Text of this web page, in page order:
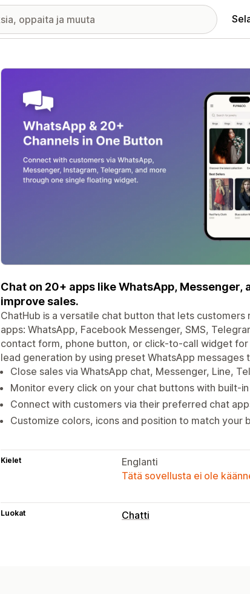
Esittelykuvagalleria
Chat on 20+ apps like WhatsApp,
improve sales.
ChatHub is a versatile chat button that lets
apps: WhatsApp, Facebook Messenger, SMS,
contact form, phone button, or click-to-call widget
lead generation by using preset WhatsApp
Close sales via WhatsApp chat, Messenger, Line,
Monitor every click on your chat buttons with built-
Connect with customers via their preferred chat
Customize colors, icons and position to match your
Kielet
Englanti
Tätä sovellusta ei ole
Luokat Chatti